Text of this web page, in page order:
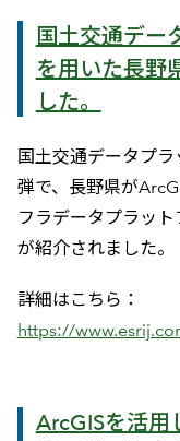
国土交通デー
を用いた長野
した。
国土交通データプ
弾で、長野県が
フラデータプラット
が紹介されました。
詳細はこちら：
https://
ArcGISを活用